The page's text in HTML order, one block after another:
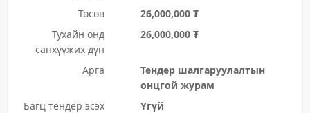
Төсөв
26,000,000 ₮
Тухайн онд
санхүүжих дүн
26,000,000 ₮
Арга
Тендер шалгаруулалтын
онцгой журам
Багц тендер эсэх
Үгүй